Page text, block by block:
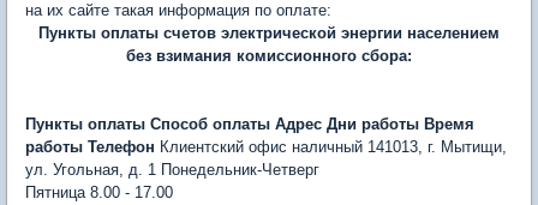
на их сайте такая информация по оплате:
Пункты оплаты счетов электрической энергии населением
без взимания комиссионного сбора:
Пункты оплаты Способ оплаты Адрес Дни работы Время
работы Телефон Клиентский офис наличный 141013, г. Мытищи,
ул. Угольная, д. 1 Понедельник-Четверг
Пятница 8.00 - 17.00